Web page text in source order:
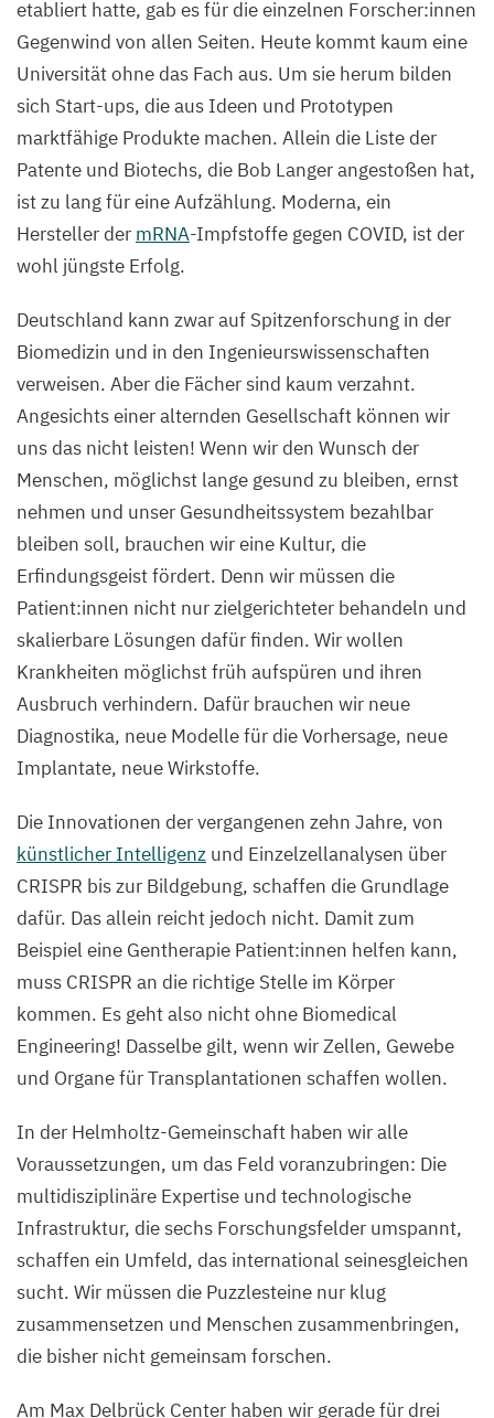
etabliert hatte, gab es für die einzelnen Forscher:innen
Gegenwind von allen Seiten. Heute kommt kaum eine
Universität ohne das Fach aus. Um sie herum bilden
sich Start-ups, die aus Ideen und Prototypen
marktfähige Produkte machen. Allein die Liste der
Patente und Biotechs, die Bob Langer angestoßen hat,
ist zu lang für eine Aufzählung. Moderna, ein
Hersteller der mRNA-Impfstoffe gegen COVID, ist der
wohl jüngste Erfolg.
Deutschland kann zwar auf Spitzenforschung in der
Biomedizin und in den Ingenieurswissenschaften
verweisen. Aber die Fächer sind kaum verzahnt.
Angesichts einer alternden Gesellschaft können wir
uns das nicht leisten! Wenn wir den Wunsch der
Menschen, möglichst lange gesund zu bleiben, ernst
nehmen und unser Gesundheitssystem bezahlbar
bleiben soll, brauchen wir eine Kultur, die
Erfindungsgeist fördert. Denn wir müssen die
Patient:innen nicht nur zielgerichteter behandeln und
skalierbare Lösungen dafür finden. Wir wollen
Krankheiten möglichst früh aufspüren und ihren
Ausbruch verhindern. Dafür brauchen wir neue
Diagnostika, neue Modelle für die Vorhersage, neue
Implantate, neue Wirkstoffe.
Die Innovationen der vergangenen zehn Jahre, von
künstlicher Intelligenz und Einzelzellanalysen über
CRISPR bis zur Bildgebung, schaffen die Grundlage
dafür. Das allein reicht jedoch nicht. Damit zum
Beispiel eine Gentherapie Patient:innen helfen kann,
muss CRISPR an die richtige Stelle im Körper
kommen. Es geht also nicht ohne Biomedical
Engineering! Dasselbe gilt, wenn wir Zellen, Gewebe
und Organe für Transplantationen schaffen wollen.
In der Helmholtz-Gemeinschaft haben wir alle
Voraussetzungen, um das Feld voranzubringen: Die
multidisziplinäre Expertise und technologische
Infrastruktur, die sechs Forschungsfelder umspannt,
schaffen ein Umfeld, das international seinesgleichen
sucht. Wir müssen die Puzzlesteine nur klug
zusammensetzen und Menschen zusammenbringen,
die bisher nicht gemeinsam forschen.
Am Max Delbrück Center haben wir gerade für drei